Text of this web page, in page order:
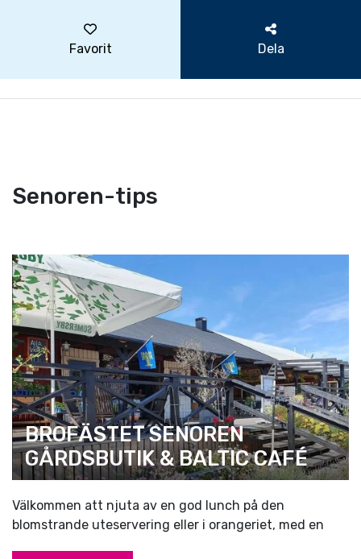
Favorit Dela
Senoren-tips
BROFÄSTET SENOREN
GÅRDSBUTIK & BALTIC CAFÉ
Välkommen att njuta av en god lunch på den
blomstrande uteservering eller i orangeriet, med en